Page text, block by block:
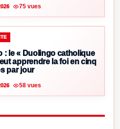
75 vues
: le « Duolingo catholique
apprendre la foi en cinq
par jour
58 vues